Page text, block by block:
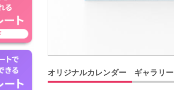
オリジナルカレンダー ギャラリー